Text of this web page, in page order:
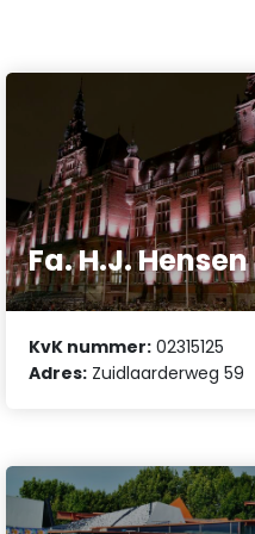
Fa. H.J. Hensen
KvK nummer: 02315125
Adres: Zuidlaarderweg 59